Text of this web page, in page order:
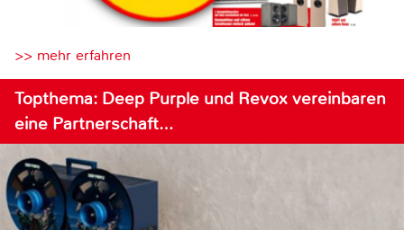
>> mehr erfahren
Topthema: Deep Purple und Revox vereinbaren
eine Partnerschaft…